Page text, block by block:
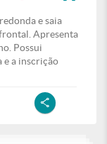
e saia
Apresenta
Possui
a inscrição